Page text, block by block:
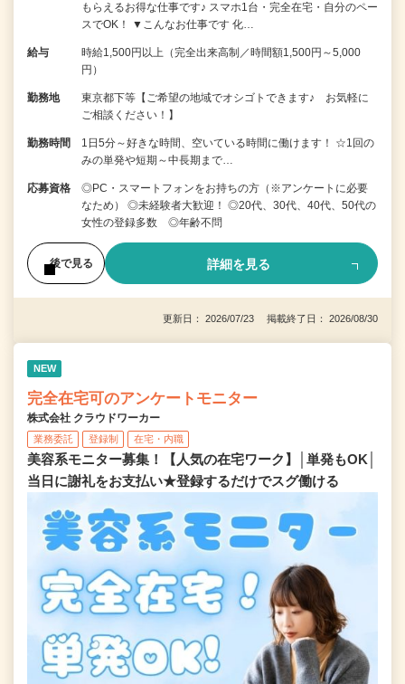
もらえるお得な仕事です♪ スマホ1台・完全在宅・自分のペー
スでOK！ ▼こんなお仕事です 化…
給与
時給1,500円以上（完全出来高制／時間額1,500円～5,000
円）
勤務地
東京都下等【ご希望の地域でオシゴトできます♪ お気軽に
ご相談ください！】
勤務時間
1日5分～好きな時間、空いている時間に働けます！ ☆1回の
みの単発や短期～中長期まで…
応募資格
◎PC・スマートフォンをお持ちの方（※アンケートに必要
なため） ◎未経験者大歓迎！ ◎20代、30代、40代、50代の
女性の登録多数 ◎年齢不問
後で見る 詳細を見る
更新日： 2026/07/23 掲載終了日： 2026/08/30
NEW
完全在宅可のアンケートモニター
株式会社 クラウドワーカー
業務委託 登録制 在宅・内職
美容系モニター募集！【人気の在宅ワーク】│単発もOK│
当日に謝礼をお支払い★登録するだけでスグ働ける